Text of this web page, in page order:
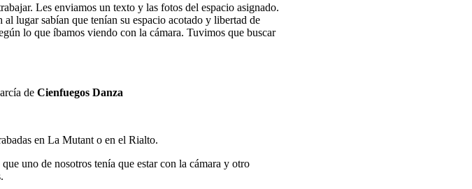
Les enviamos un texto y las fotos del espacio asignado.
lugar sabían que tenían su espacio acotado y libertad de
lo que íbamos viendo con la cámara. Tuvimos que buscar
de Cienfuegos Danza
en La Mutant o en el Rialto.
uno de nosotros tenía que estar con la cámara y otro